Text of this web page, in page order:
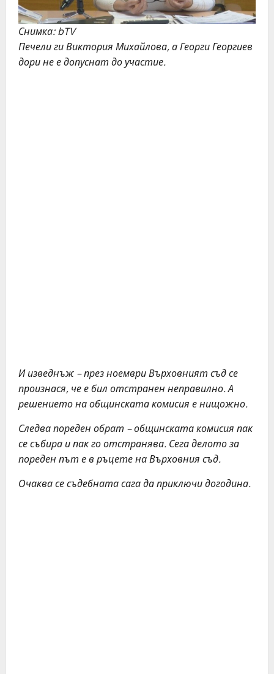
Снимка: bTV
Печели ги Виктория Михайлова, а Георги Георгиев
дори не е допуснат до участие.
И изведнъж – през ноември Върховният съд се
произнася, че е бил отстранен неправилно. А
решението на общинската комисия е нищожно.
Следва пореден обрат – общинската комисия пак
се събира и пак го отстранява. Сега делото за
пореден път е в ръцете на Върховния съд.
Очаква се съдебната сага да приключи догодина.